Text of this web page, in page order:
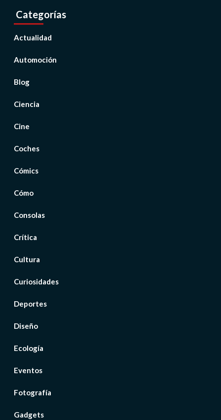
Categorías
Actualidad
Automoción
Blog
Ciencia
Cine
Coches
Cómics
Cómo
Consolas
Crítica
Cultura
Curiosidades
Deportes
Diseño
Ecología
Eventos
Fotografía
Gadgets